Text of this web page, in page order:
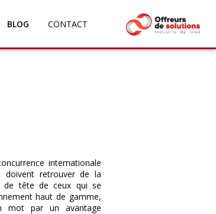
BLOG CONTACT
internationale
doivent retrouver de la
de tête de ceux qui se
haut de gamme,
mot par un avantage